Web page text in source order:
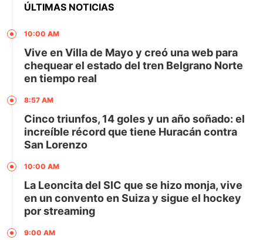
ÚLTIMAS NOTICIAS
10:00 AM
Vive en Villa de Mayo y creó una web para
chequear el estado del tren Belgrano Norte
en tiempo real
8:57 AM
Cinco triunfos, 14 goles y un año soñado: el
increíble récord que tiene Huracán contra
San Lorenzo
10:00 AM
La Leoncita del SIC que se hizo monja, vive
en un convento en Suiza y sigue el hockey
por streaming
9:00 AM